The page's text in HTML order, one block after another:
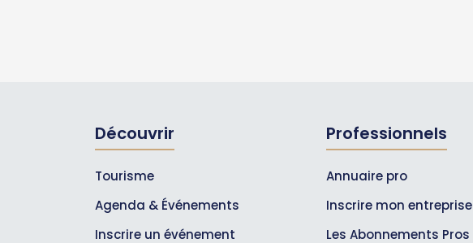
Découvrir
Tourisme
Agenda & Événements
Inscrire un événement
Professionnels
Annuaire pro
Inscrire mon entreprise
Les Abonnements Pros